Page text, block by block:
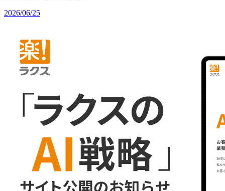
2026/06/25